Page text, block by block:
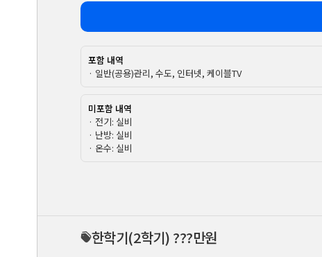
포함 내역
· 일반(공용)관리, 수도, 인터넷, 케이블TV
미포함 내역
· 전기: 실비
· 난방: 실비
· 온수: 실비
한학기(2학기) ???만원